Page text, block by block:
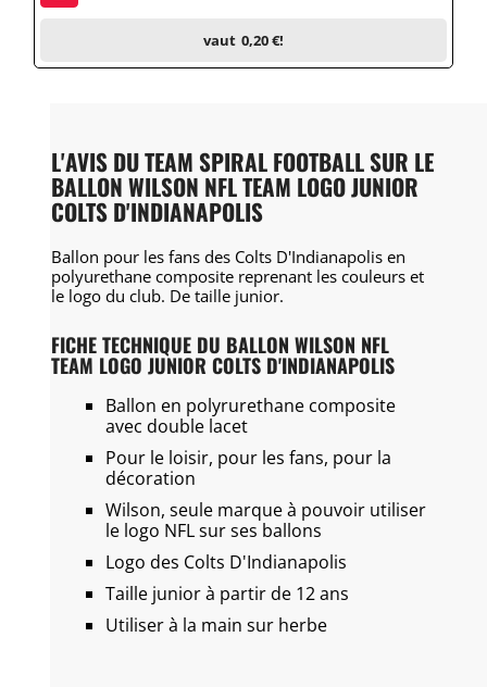
vaut 0,20 €!
L'AVIS DU TEAM SPIRAL FOOTBALL SUR LE
BALLON WILSON NFL TEAM LOGO JUNIOR
COLTS D'INDIANAPOLIS
Ballon pour les fans des Colts D'Indianapolis en
polyurethane composite reprenant les couleurs et
le logo du club. De taille junior.
FICHE TECHNIQUE DU BALLON WILSON NFL
TEAM LOGO JUNIOR COLTS D'INDIANAPOLIS
Ballon en polyrurethane composite
avec double lacet
Pour le loisir, pour les fans, pour la
décoration
Wilson, seule marque à pouvoir utiliser
le logo NFL sur ses ballons
Logo des Colts D'Indianapolis
Taille junior à partir de 12 ans
Utiliser à la main sur herbe